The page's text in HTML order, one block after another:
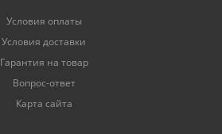
Условия оплаты
Условия доставки
Гарантия на товар
Вопрос-ответ
Карта сайта